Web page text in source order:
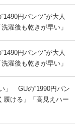
円パンツ”が大人
濯後も乾きが早い」
円パンツ”が大人
濯後も乾きが早い」
」 GUの“1990円パン
ける」「高見えハー